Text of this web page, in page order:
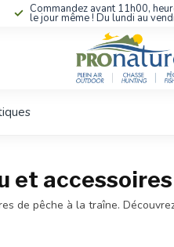
Commandez avant 11h00,
le jour même ! Du lundi au
et accessoires
de pêche à la traîne.